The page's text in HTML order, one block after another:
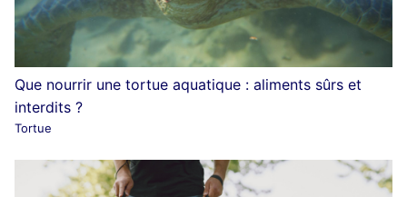
Que nourrir une tortue aquatique : aliments sûrs et
interdits ?
Tortue